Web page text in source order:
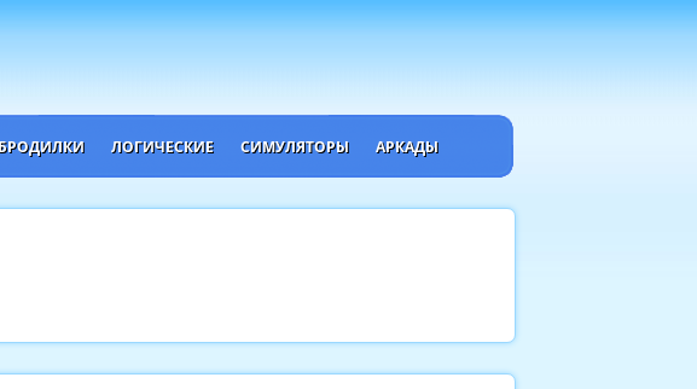
БРОДИЛКИ ЛОГИЧЕСКИЕ СИМУЛЯТОРЫ АРКАДЫ